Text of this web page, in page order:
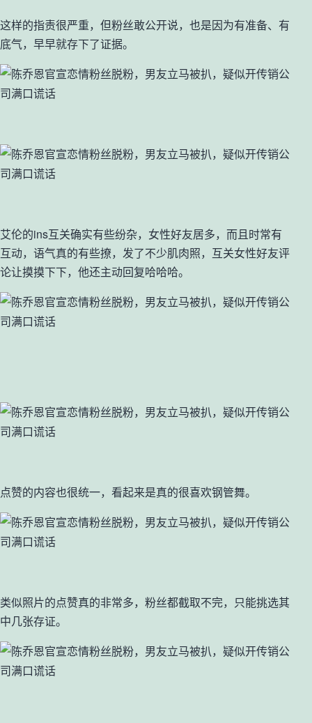
这样的指责很严重，但粉丝敢公开说，也是因为有准备、有
底气，早早就存下了证据。
艾伦的ins互关确实有些纷杂，女性好友居多，而且时常有
互动，语气真的有些撩，发了不少肌肉照，互关女性好友评
论让摸摸下下，他还主动回复哈哈哈。
点赞的内容也很统一，看起来是真的很喜欢钢管舞。
类似照片的点赞真的非常多，粉丝都截取不完，只能挑选其
中几张存证。